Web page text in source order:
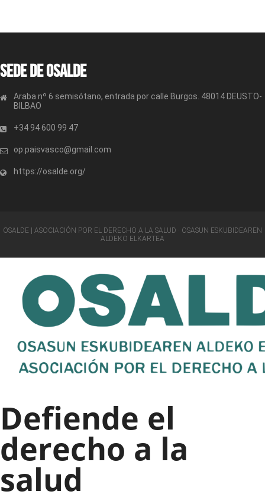
Sede de OSALDE
Araba nº 6 semisótano, entrada por calle Burgos. 48014 DEUSTO-
BILBAO
+34 94 600 99 47
op.paisvasco@gmail.com
https://osalde.org/
OSALDE | ASOCIACIÓN POR EL DERECHO A LA SALUD · OSASUN ESKUBIDEAREN
ALDEKO ELKARTEA
Defiende el
derecho a la
salud